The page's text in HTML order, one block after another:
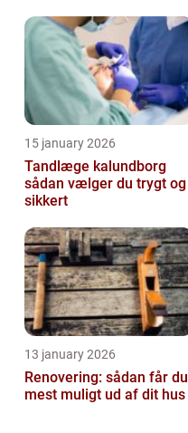
15 january 2026
Tandlæge kalundborg
sådan vælger du trygt og
sikkert
13 january 2026
Renovering: sådan får du
mest muligt ud af dit hus